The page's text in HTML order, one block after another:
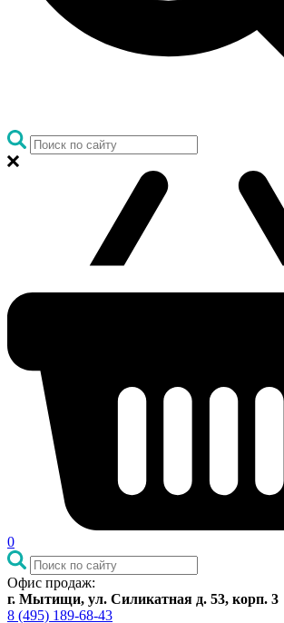
0
Офис продаж:
г. Мытищи, ул. Силикатная д. 53, корп. 3
8 (495) 189-68-43